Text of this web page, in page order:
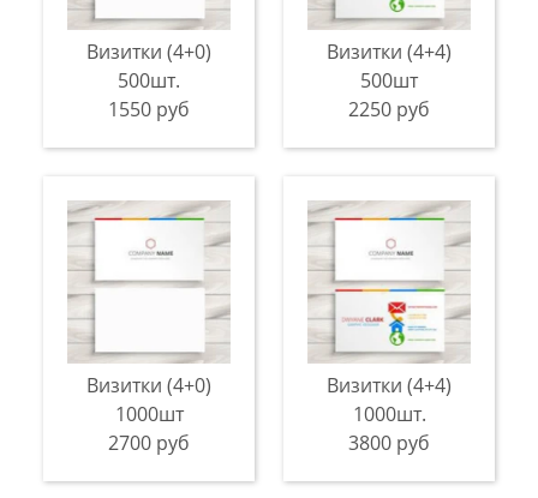
Визитки (4+0)
500шт.
1550 руб
Визитки (4+4)
500шт
2250 руб
Визитки (4+0)
1000шт
2700 руб
Визитки (4+4)
1000шт.
3800 руб